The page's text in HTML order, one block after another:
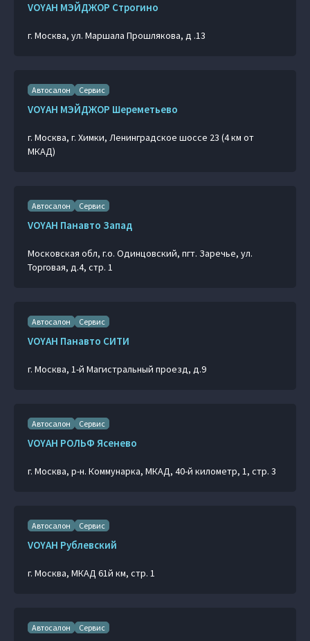
VOYAH МЭЙДЖОР Строгино
г. Москва, ул. Маршала Прошлякова, д .13
Автосалон Сервис
VOYAH МЭЙДЖОР Шереметьево
г. Москва, г. Химки, Ленинградское шоссе 23 (4 км от
МКАД)
Автосалон Сервис
VOYAH Панавто Запад
Московская обл, г.о. Одинцовский, пгт. Заречье, ул.
Торговая, д.4, стр. 1
Автосалон Сервис
VOYAH Панавто СИТИ
г. Москва, 1-й Магистральный проезд, д.9
Автосалон Сервис
VOYAH РОЛЬФ Ясенево
г. Москва, р-н. Коммунарка, МКАД, 40-й километр, 1, стр. 3
Автосалон Сервис
VOYAH Рублевский
г. Москва, МКАД 61й км, стр. 1
Автосалон Сервис